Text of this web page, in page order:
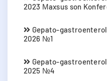
2023 Мaxsus son
Gepato-
2026 №1
Gepato-
2025 №4